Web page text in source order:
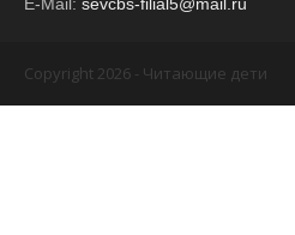
Copyright 2026 - Читающие дети